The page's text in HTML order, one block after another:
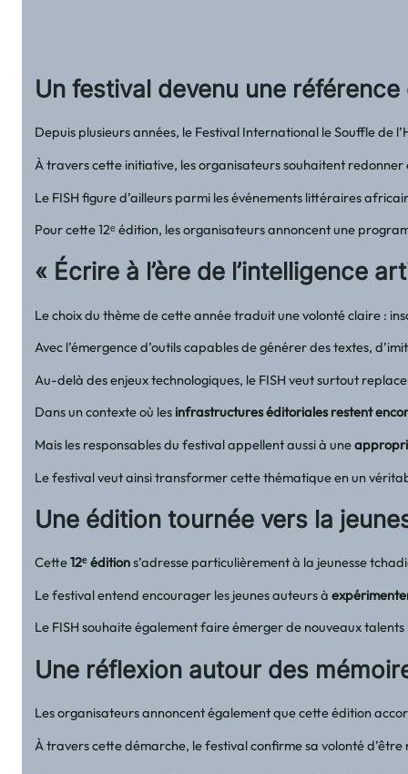
Un festival devenu une
Depuis plusieurs années, le Festival International le Souffle de
À travers cette initiative, les organisateurs souhaitent
Le FISH figure d’ailleurs parmi les événements littéraires
Pour cette 12ᵉ édition, les organisateurs annoncent une
« Écrire à l’ère de l’intelligence
Le choix du thème de cette année traduit une volonté claire :
Avec l’émergence d’outils capables de générer des textes,
Au-delà des enjeux technologiques, le FISH veut surtout
Dans un contexte où lesinfrastructures éditoriales restent
Mais les responsables du festival appellent aussi à une
Le festival veut ainsi transformer cette thématique en un
Une édition tournée vers la
Cette12ᵉ éditions’adresse particulièrement à la jeunesse
Le festival entend encourager les jeunes auteurs à
Le FISH souhaite également faire émerger de nouveaux
Une réflexion autour des
Les organisateurs annoncent également que cette édition
À travers cette démarche, le festival confirme sa volonté